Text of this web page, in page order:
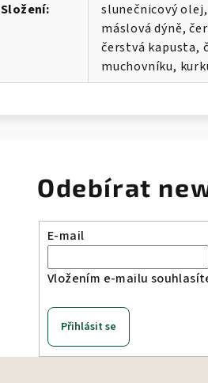
Složení:
slunečnicový
máslová dýně,
čerstvá kapusta,
muchovníku,
Odebírat
E-mail
Vložením e-mailu
Přihlásit se